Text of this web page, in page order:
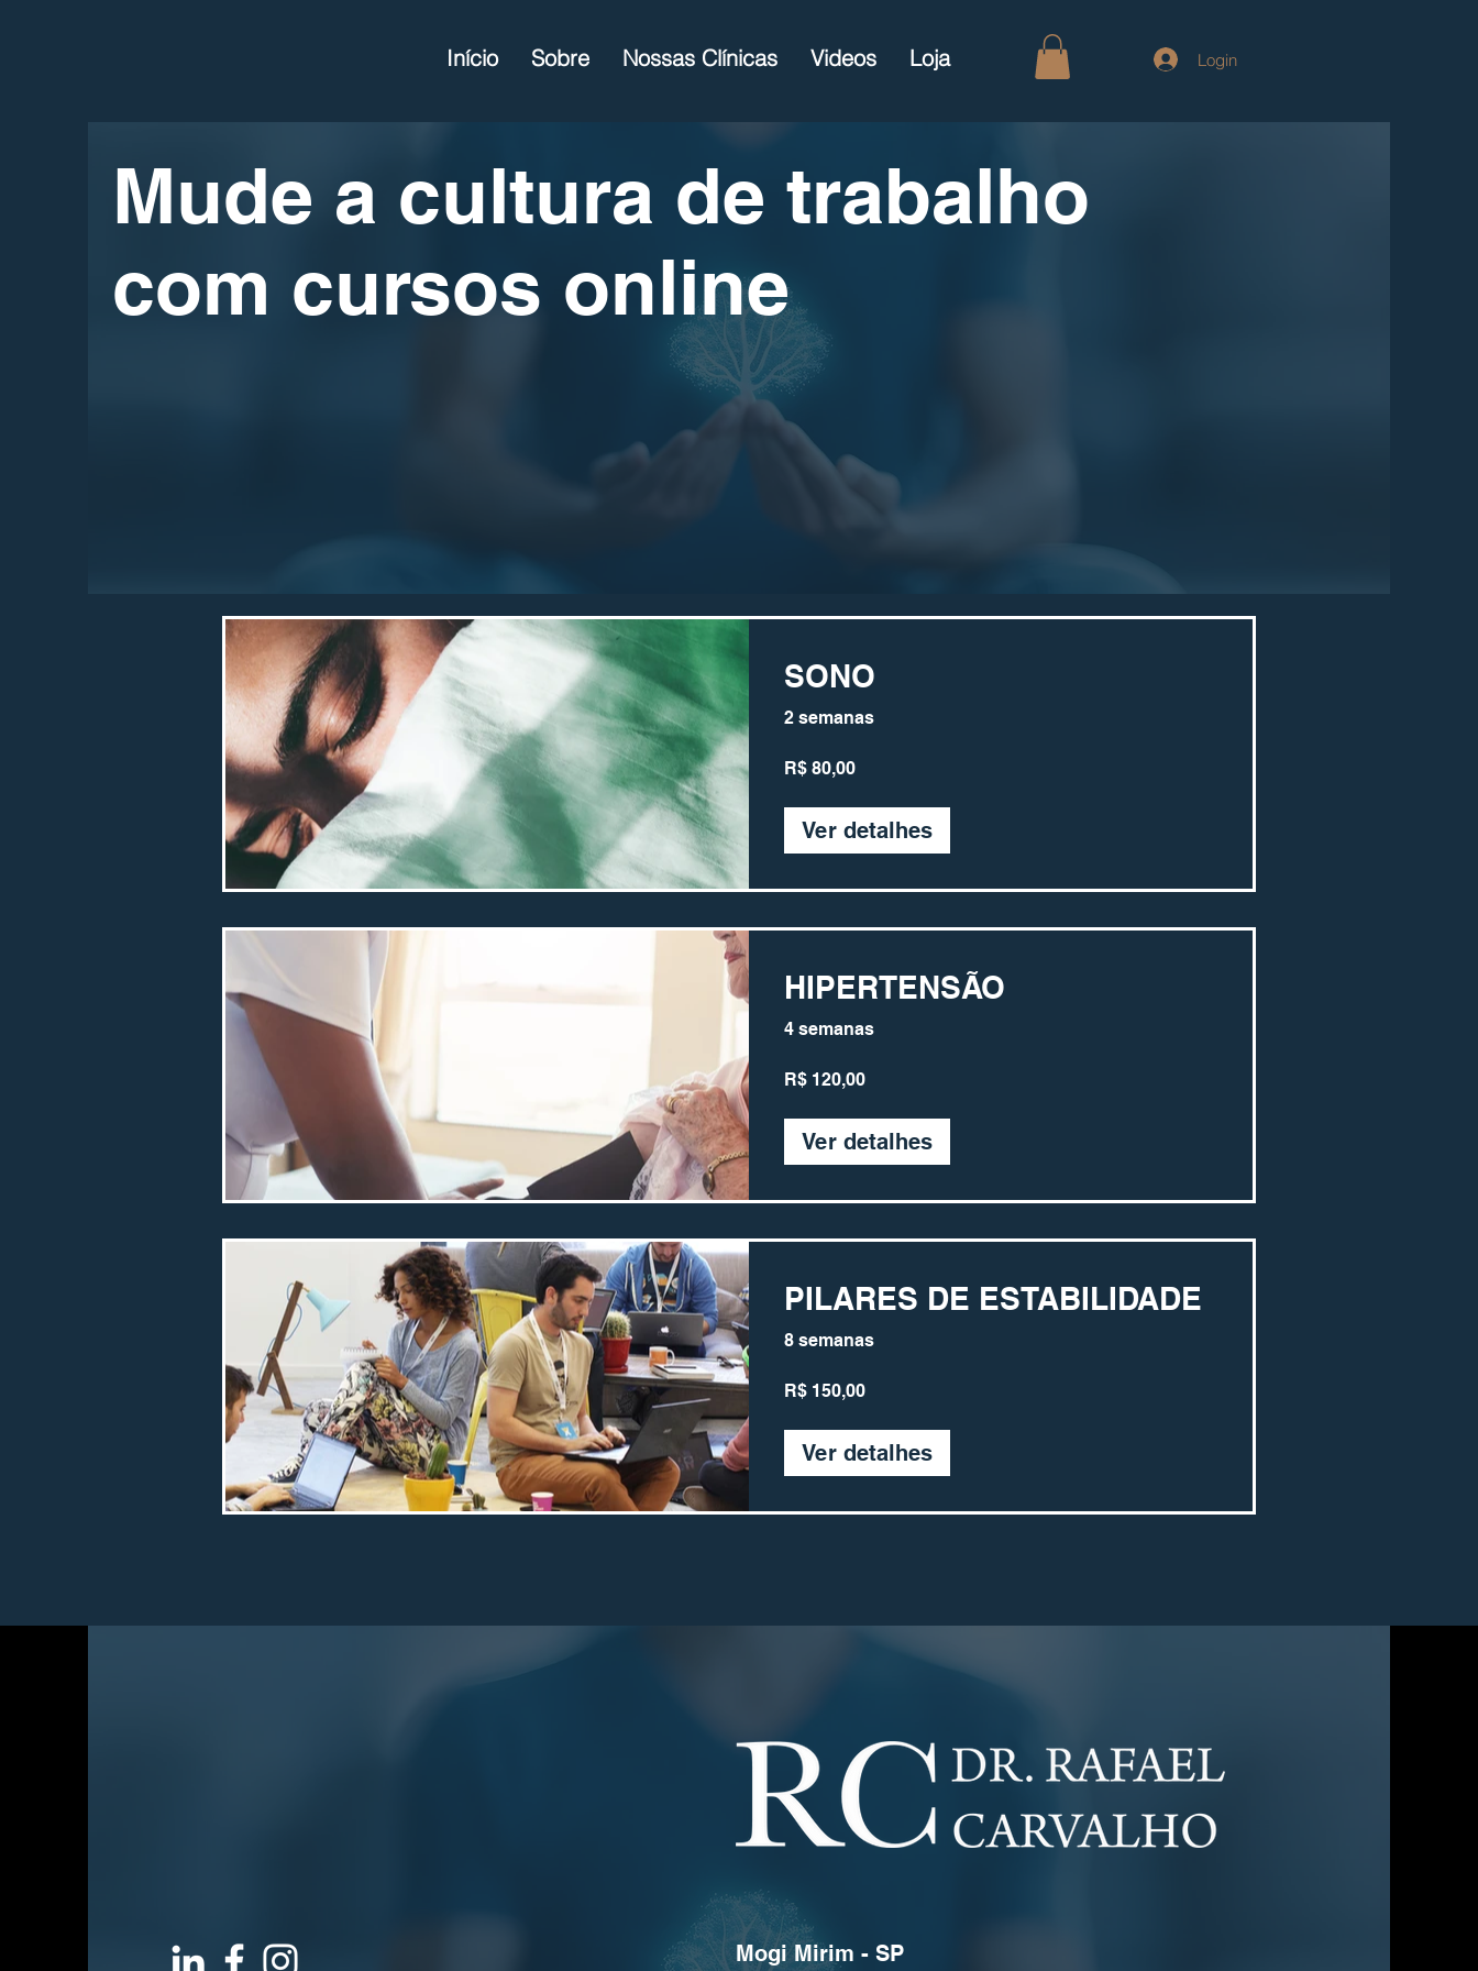
Início Sobre Nossas Clínicas Videos Loja Login
Mude a cultura de trabalho
com cursos online
SONO
2 semanas
R$ 80,00
Ver detalhes
HIPERTENSÃO
4 semanas
R$ 120,00
Ver detalhes
PILARES DE ESTABILIDADE
8 semanas
R$ 150,00
Ver detalhes
Mogi Mirim - SP